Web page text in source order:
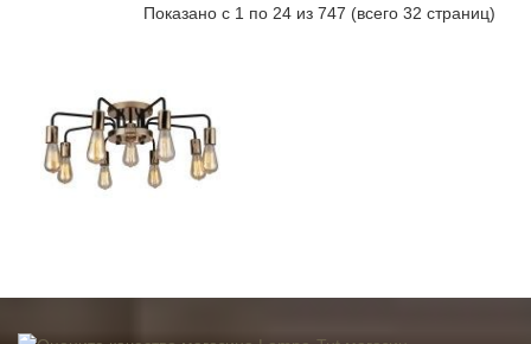
Показано с 1 по 24 из 747 (всего 32 страниц)